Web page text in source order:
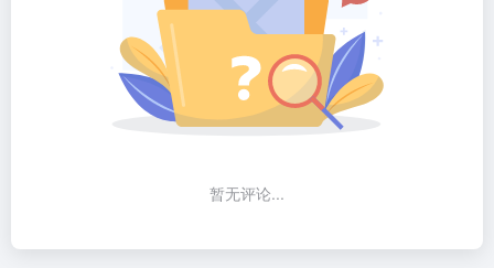
暂无评论...